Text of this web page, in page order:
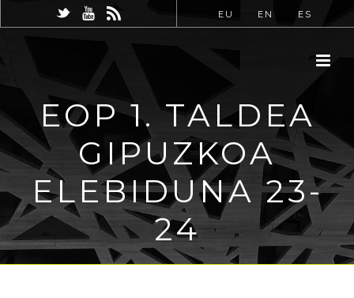
EU EN ES
EOP 1. TALDEA
GIPUZKOA
ELEBIDUNA 23-
24